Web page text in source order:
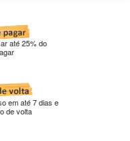
até 25% do
em até 7 dias e
de volta